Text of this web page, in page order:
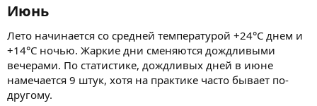
Июнь​
Лето начинается со средней температурой +24°C днем и
+14°C ночью. Жаркие дни сменяются дождливыми
вечерами. По статистике, дождливых дней в июне
намечается 9 штук, хотя на практике часто бывает по-
другому.